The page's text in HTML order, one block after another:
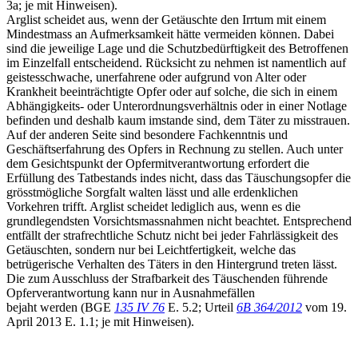
3a; je mit Hinweisen).
Arglist scheidet aus, wenn der Getäuschte den Irrtum mit einem
Mindestmass an Aufmerksamkeit hätte vermeiden können. Dabei
sind die jeweilige Lage und die Schutzbedürftigkeit des Betroffenen
im Einzelfall entscheidend. Rücksicht zu nehmen ist namentlich auf
geistesschwache, unerfahrene oder aufgrund von Alter oder
Krankheit beeinträchtigte Opfer oder auf solche, die sich in einem
Abhängigkeits- oder Unterordnungsverhältnis oder in einer Notlage
befinden und deshalb kaum imstande sind, dem Täter zu misstrauen.
Auf der anderen Seite sind besondere Fachkenntnis und
Geschäftserfahrung des Opfers in Rechnung zu stellen. Auch unter
dem Gesichtspunkt der Opfermitverantwortung erfordert die
Erfüllung des Tatbestands indes nicht, dass das Täuschungsopfer die
grösstmögliche Sorgfalt walten lässt und alle erdenklichen
Vorkehren trifft. Arglist scheidet lediglich aus, wenn es die
grundlegendsten Vorsichtsmassnahmen nicht beachtet. Entsprechend
entfällt der strafrechtliche Schutz nicht bei jeder Fahrlässigkeit des
Getäuschten, sondern nur bei Leichtfertigkeit, welche das
betrügerische Verhalten des Täters in den Hintergrund treten lässt.
Die zum Ausschluss der Strafbarkeit des Täuschenden führende
Opferverantwortung kann nur in Ausnahmefällen
bejaht werden (BGE 135 IV 76 E. 5.2; Urteil 6B 364/2012 vom 19.
April 2013 E. 1.1; je mit Hinweisen).